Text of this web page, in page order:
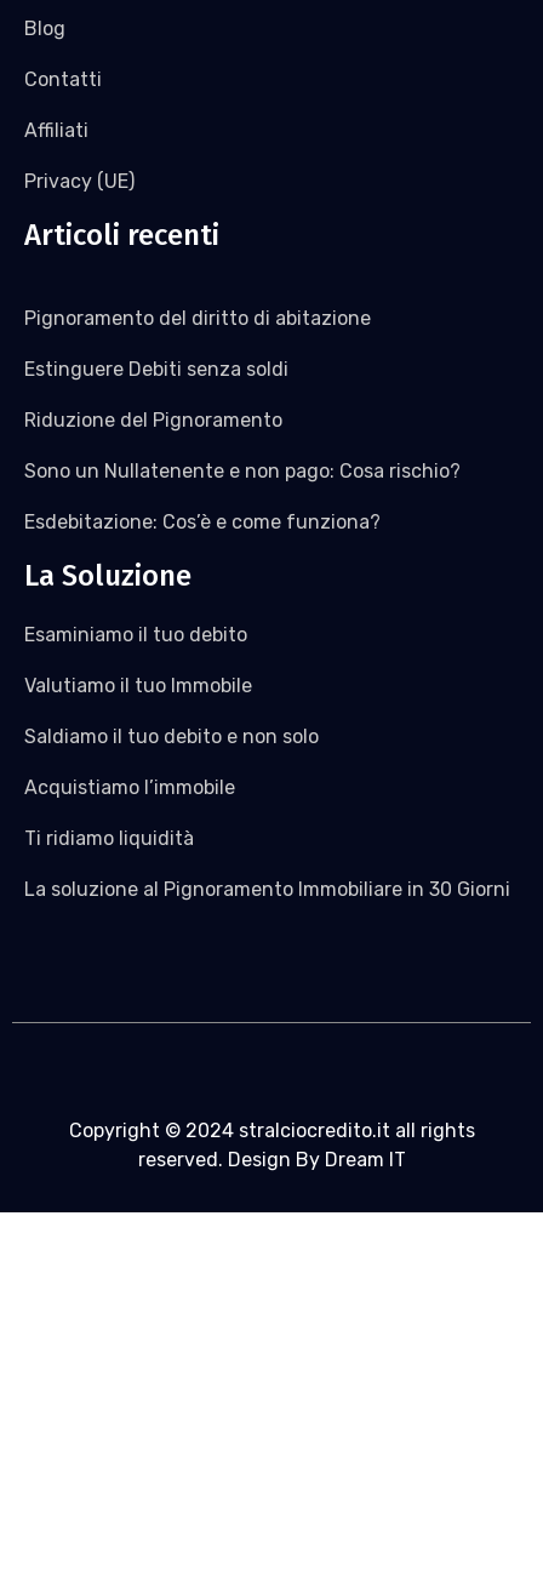
Blog
Contatti
Affiliati
Privacy (UE)
Articoli recenti
Pignoramento del diritto di abitazione
Estinguere Debiti senza soldi
Riduzione del Pignoramento
Sono un Nullatenente e non pago: Cosa rischio?
Esdebitazione: Cos’è e come funziona?
La Soluzione
Esaminiamo il tuo debito
Valutiamo il tuo Immobile
Saldiamo il tuo debito e non solo
Acquistiamo l’immobile
Ti ridiamo liquidità
La soluzione al Pignoramento Immobiliare in 30 Giorni
Copyright © 2024 stralciocredito.it all rights
reserved. Design By Dream IT